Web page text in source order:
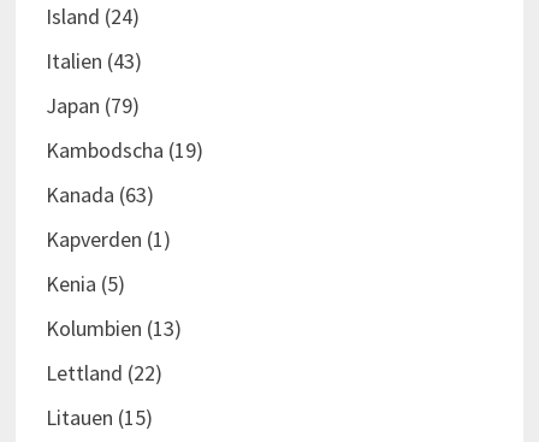
Island (24)
Italien (43)
Japan (79)
Kambodscha (19)
Kanada (63)
Kapverden (1)
Kenia (5)
Kolumbien (13)
Lettland (22)
Litauen (15)